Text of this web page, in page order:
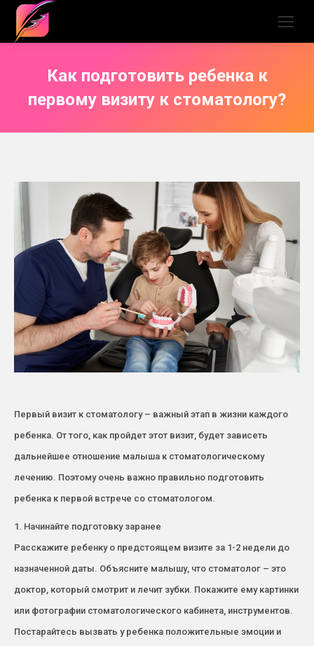
Как подготовить ребенка к
первому визиту к стоматологу?
Первый визит к стоматологу – важный этап в жизни каждого
ребенка. От того, как пройдет этот визит, будет зависеть
дальнейшее отношение малыша к стоматологическому
лечению. Поэтому очень важно правильно подготовить
ребенка к первой встрече со стоматологом.
1. Начинайте подготовку заранее
Расскажите ребенку о предстоящем визите за 1-2 недели до
назначенной даты. Объясните малышу, что стоматолог – это
доктор, который смотрит и лечит зубки. Покажите ему картинки
или фотографии стоматологического кабинета, инструментов.
Постарайтесь вызвать у ребенка положительные эмоции и